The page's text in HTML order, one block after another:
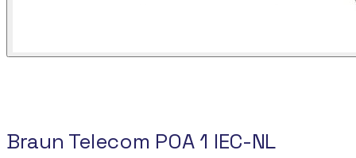
Braun Telecom POA 1 IEC-NL